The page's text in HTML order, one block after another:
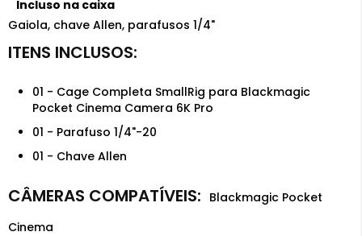
Incluso na caixa
Gaiola, chave Allen, parafusos 1/4"
01 - Cage Completa SmallRig para Blackmagic
Pocket Cinema Camera 6K Pro
01 - Parafuso 1/4"-20
01 - Chave Allen
Blackmagic Pocket
Cinema